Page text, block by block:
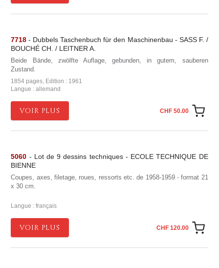
7718 - Dubbels Taschenbuch für den Maschinenbau - SASS F. /
BOUCHÉ CH. / LEITNER A.
Beide Bände, zwölfte Auflage, gebunden, in gutem, sauberen
Zustand.
1854 pages, Edition : 1961
Langue : allemand
VOIR PLUS CHF 50.00
5060 - Lot de 9 dessins techniques - ECOLE TECHNIQUE DE
BIENNE
Coupes, axes, filetage, roues, ressorts etc. de 1958-1959 - format 21
x 30 cm.
Langue : français
VOIR PLUS CHF 120.00